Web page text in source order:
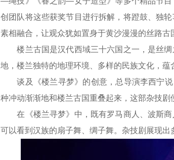
创团队将这些获奖节目进行拆解，将蹬鼓、独
素相融合，让观众犹如置身于黄沙漫漫的丝路古
楼兰古国是汉代西域三十六国之一，是丝绸
地，楼兰独特的地理环境、多样的民族文化，蕴
谈及《楼兰寻梦》的创意，总导演李西宁说
种冲动渐渐地和楼兰古国重叠起来，这部杂技剧
在《楼兰寻梦》中，既有罗马商人、波斯商
可以看到汉族的扇子舞、绸子舞。杂技剧展现出